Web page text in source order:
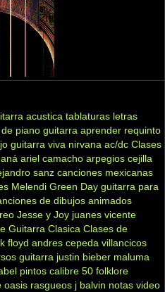
acustica tablaturas letras
piano guitarra aprender requinto
guitarra viva nirvana ac/dc Clases
ariel camacho arpegios cejilla
sanz canciones mexicanas
Melendi Green Day guitarra para
de dibujos animados
Jesse y Joy juanes vicente
Guitarra Clasica Clases de
floyd andres cepeda villancicos
guitarra justin bieber maluma
pintos calibre 50 folklore
oasis rasgueos j balvin notas video